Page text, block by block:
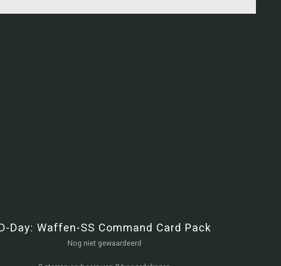
Day: Waffen-SS Command Card Pack
Nog niet gewaardeerd